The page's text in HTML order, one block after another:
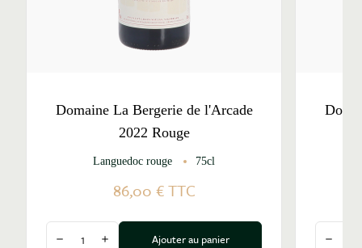
Domaine La Bergerie de l'Arcade
2022 Rouge
Languedoc rouge 75cl
86,00 €TTC
Ajouter au panier